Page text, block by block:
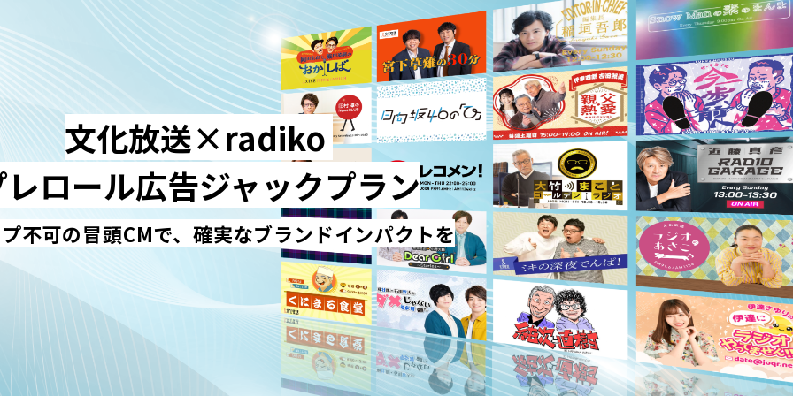
文化放送×radiko
ロール広告ジャックプラン
不可の冒頭CMで、確実なブランドインパクトを